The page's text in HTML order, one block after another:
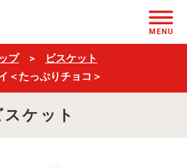
MENU
プ
ビスケット
＜たっぷりチョコ＞
スケット